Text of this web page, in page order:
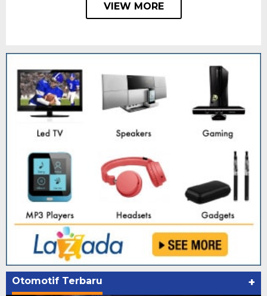
VIEW MORE
Otomotif Terbaru +